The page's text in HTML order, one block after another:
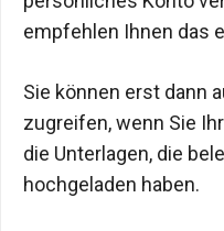
empfehlen Ihnen das
Sie können erst dann
zugreifen, wenn Sie
die Unterlagen, die
hochgeladen haben.